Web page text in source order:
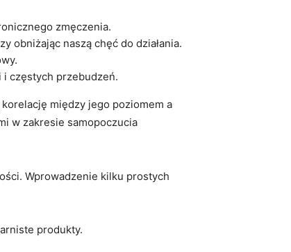
zmęczenia.
obniżając naszą chęć do⁢ działania.
i częstych ​przebudzeń.
między jego⁣ poziomem a
w zakresie samopoczucia
Wprowadzenie ​kilku prostych
produkty.